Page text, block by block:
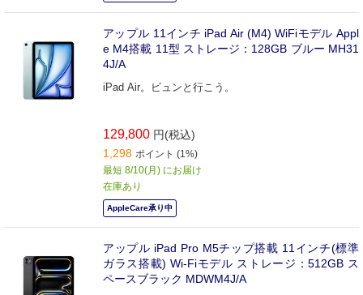
アップル 11インチ iPad Air (M4) WiFiモデル Appl
e M4搭載 11型 ストレージ：128GB ブルー MH31
4J/A
iPad Air。ビュンと行こう。
129,800 円(税込)
1,298 ポイント (1%)
最短 8/10(月) にお届け
在庫あり
AppleCare承り中
アップル iPad Pro M5チップ搭載 11インチ(標準
ガラス搭載) Wi-Fiモデル ストレージ：512GB ス
ペースブラック MDWM4J/A